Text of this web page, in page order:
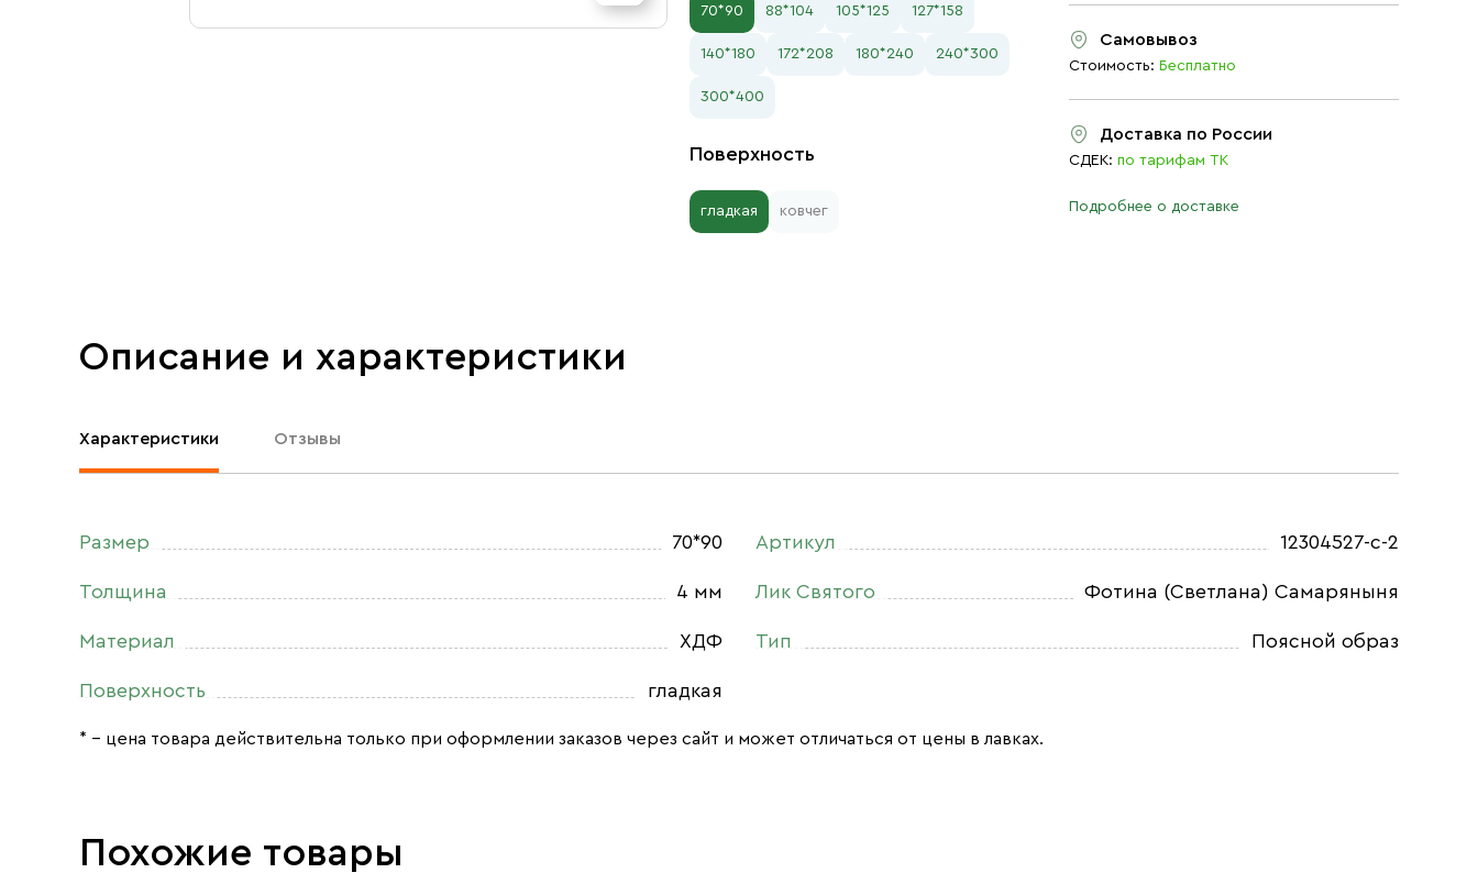
70*90 88*104 105*125 127*158
140*180 172*208 180*240 240*300
300*400
Поверхность
гладкая ковчег
Самовывоз
Стоимость: Бесплатно
Доставка по России
СДЕК: по тарифам ТК
Подробнее о доставке
Описание и характеристики
Характеристики Отзывы
Размер 70*90
Толщина 4 мм
Материал ХДФ
Поверхность гладкая
Артикул 12304527-с-2
Лик Святого Фотина (Светлана) Самаряныня
Тип Поясной образ
* – цена товара действительна только при оформлении заказов через сайт и может отличаться от цены в лавках.
Похожие товары